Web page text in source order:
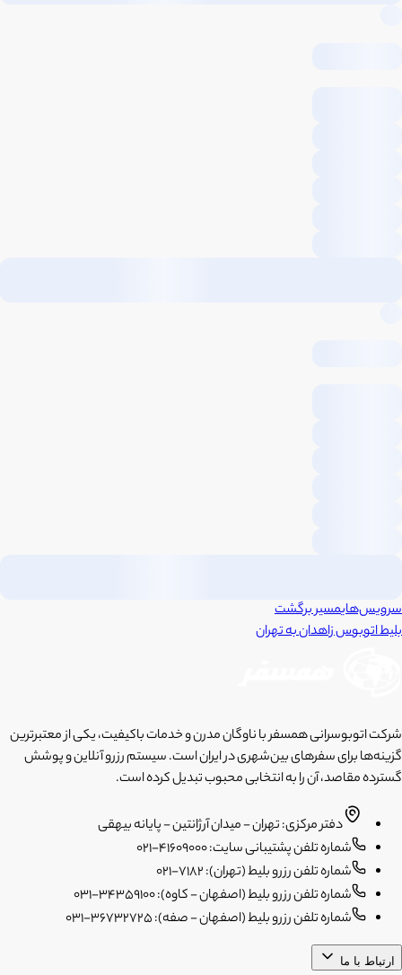
سرویس‌هایمسیر برگشت
بلیط اتوبوسزاهدانبهتهران
شرکت اتوبوسرانی همسفر با ناوگان مدرن و خدمات باکیفیت، یکی از معتبرترین
گزینه‌ها برای سفرهای بین‌شهری در ایران است. سیستم رزرو آنلاین و پوشش
گسترده مقاصد، آن را به انتخابی محبوب تبدیل کرده است.
دفتر مرکزی: تهران - میدان آرژانتین - پایانه بیهقی
شماره تلفن پشتیبانی سایت: 41609000-021
شماره تلفن رزرو بلیط (تهران): 7182-021
شماره تلفن رزرو بلیط (اصفهان - کاوه): 34359100-031
شماره تلفن رزرو بلیط (اصفهان - صفه): 36732725-031
ارتباط با ما